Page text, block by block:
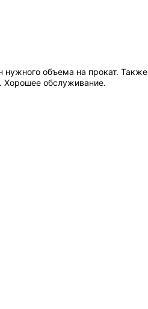
нужного объема на прокат. Также
обслуживание.